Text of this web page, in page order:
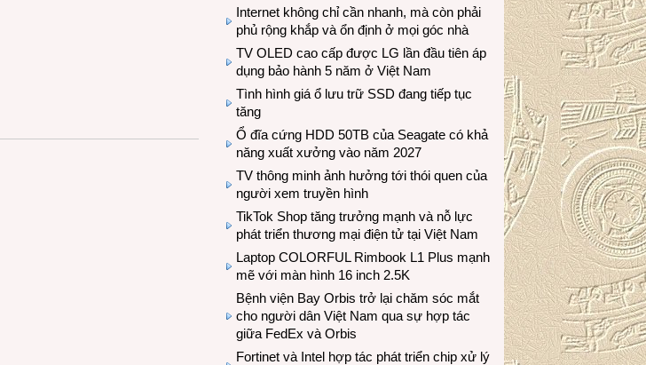
Internet không chỉ cần nhanh, mà còn phải
phủ rộng khắp và ổn định ở mọi góc nhà
TV OLED cao cấp được LG lần đầu tiên áp
dụng bảo hành 5 năm ở Việt Nam
Tình hình giá ổ lưu trữ SSD đang tiếp tục
tăng
Ổ đĩa cứng HDD 50TB của Seagate có khả
năng xuất xưởng vào năm 2027
TV thông minh ảnh hưởng tới thói quen của
người xem truyền hình
TikTok Shop tăng trưởng mạnh và nỗ lực
phát triển thương mại điện tử tại Việt Nam
Laptop COLORFUL Rimbook L1 Plus mạnh
mẽ với màn hình 16 inch 2.5K
Bệnh viện Bay Orbis trở lại chăm sóc mắt
cho người dân Việt Nam qua sự hợp tác
giữa FedEx và Orbis
Fortinet và Intel hợp tác phát triển chip xử lý